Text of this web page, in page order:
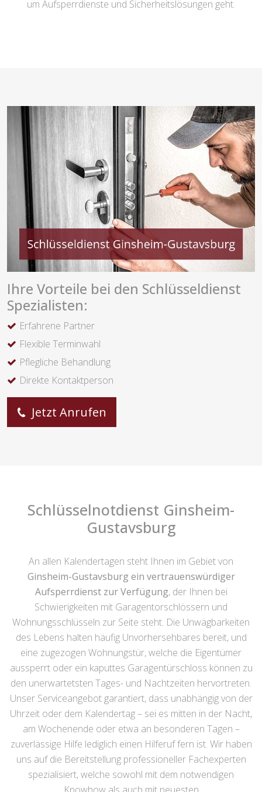
um Aufsperrdienste und Sicherheitslösungen geht.
Ihre Vorteile bei den Schlüsseldienst
Spezialisten:
Erfahrene Partner
Flexible Terminwahl
Pflegliche Behandlung
Direkte Kontaktperson
Jetzt Anrufen
Schlüsselnotdienst Ginsheim-
Gustavsburg
An allen Kalendertagen steht Ihnen im Gebiet von
Ginsheim-Gustavsburg ein vertrauenswürdiger
Aufsperrdienst zur Verfügung, der Ihnen bei
Schwierigkeiten mit Garagentorschlössern und
Wohnungsschlüsseln zur Seite steht. Die Unwägbarkeiten
des Lebens halten häufig Unvorhersehbares bereit, und
eine zugezogen Wohnungstür, welche die Eigentümer
aussperrt oder ein kaputtes Garagentürschloss können zu
den unerwartetsten Tages- und Nachtzeiten hervortreten.
Unser Serviceangebot garantiert, dass unabhängig von der
Uhrzeit oder dem Kalendertag – sei es mitten in der Nacht,
am Wochenende oder etwa an besonderen Tagen –
zuverlässige Hilfe lediglich einen Hilferuf fern ist. Wir haben
uns auf die Bereitstellung professioneller Fachexperten
spezialisiert, welche sowohl mit dem notwendigen